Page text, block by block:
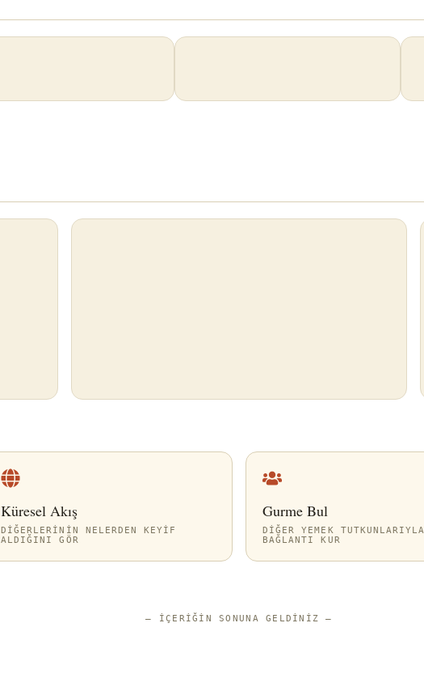
Küresel Akış
DIĞERLERININ NELERDEN KEYIF
ALDIĞINI GÖR
Gurme Bul
DIĞER YEMEK TUTKUNLARIYLA
BAĞLANTI KUR
— İÇERIĞIN SONUNA GELDINIZ —